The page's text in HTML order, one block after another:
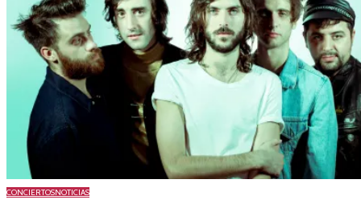
CONCIERTOSNOTICIAS